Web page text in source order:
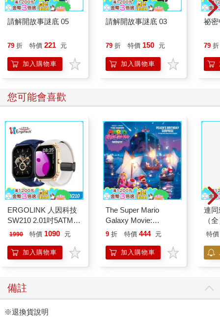
請解開故事謎底 05
79 折 特價 221 元
加入購物車
請解開故事謎底 03
79 折 特價 150 元
加入購物車
祕
79 折
您可能會喜歡
ERGOLINK 人因科技
SW210 2.01吋5ATM游
泳心率血氧藍牙通話腕
1990 特價 1090 元
加入購物車
The Super Mario
Galaxy Movie:
Peach`s Birthday
Mario Galaxy Movie
Storybook
9 折 特價 444 元
加入購物車
連
（
特價
備註
※退換貨說明